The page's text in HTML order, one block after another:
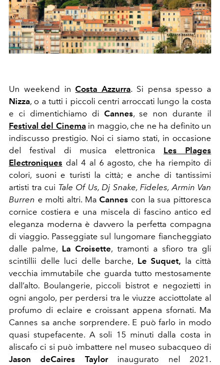
Un weekend inCosta Azzurra. Si pensa spesso a
Nizza, o a tutti i piccoli centri arroccati lungo la costa
e ci dimentichiamo di Cannes, se non durante il
Festival del Cinemain maggio, che ne ha definito un
indiscusso prestigio. Noi ci siamo stati, in occasione
del festival di musica elettronica Les Plages
Electroniques dal 4 al 6 agosto, che ha riempito di
colori, suoni e turisti la città; e anche di tantissimi
artisti tra cui Tale Of Us, Dj Snake, Fideles, Armin Van
Burren e molti altri. MaCannes con la sua pittoresca
cornice costiera e una miscela di fascino antico ed
eleganza moderna è davvero la perfetta compagna
di viaggio. Passeggiate sul lungomare fiancheggiato
dalle palme, La Croisette, tramonti a sfioro tra gli
scintillii delle luci delle barche, Le Suquet, la città
vecchia immutabile che guarda tutto mestosamente
dall’alto. Boulangerie, piccoli bistrot e negozietti in
ogni angolo, per perdersi tra le viuzze acciottolate al
profumo di eclaire e croissant appena sfornati. Ma
Cannes sa anche sorprendere. E può farlo in modo
quasi stupefacente. A soli 15 minuti dalla costa in
aliscafo ci si può imbattere nel museo subacqueo di
Jason deCaires Taylor inaugurato nel 2021.